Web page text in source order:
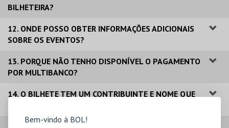
Bem-vindo à BOL!
BILHETEIRA?
12. ONDE POSSO OBTER INFORMAÇÕES ADICIONAIS
SOBRE OS EVENTOS?
13. PORQUE NÃO TENHO DISPONÍVEL O PAGAMENTO
POR MULTIBANCO?
14. O BILHETE TEM UM CONTRIBUINTE E NOME QUE